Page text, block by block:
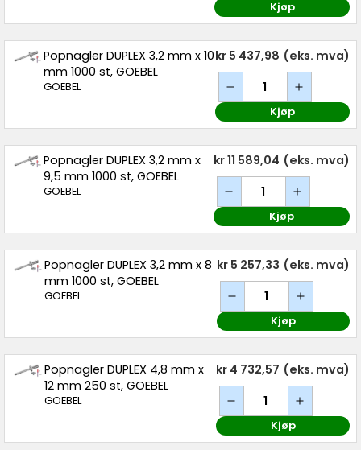
Kjøp
Popnagler DUPLEX 3,2 mm x 10
mm 1000 st, GOEBEL
GOEBEL
kr 5 437,98 (eks. mva)
Kjøp
Popnagler DUPLEX 3,2 mm x
9,5 mm 1000 st, GOEBEL
GOEBEL
kr 11 589,04 (eks. mva)
Kjøp
Popnagler DUPLEX 3,2 mm x 8
mm 1000 st, GOEBEL
GOEBEL
kr 5 257,33 (eks. mva)
Kjøp
Popnagler DUPLEX 4,8 mm x
12 mm 250 st, GOEBEL
GOEBEL
kr 4 732,57 (eks. mva)
Kjøp